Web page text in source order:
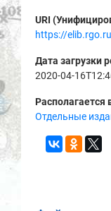
URI
https://
Дата загрузки
2020-04-
Располагается
Отдельные